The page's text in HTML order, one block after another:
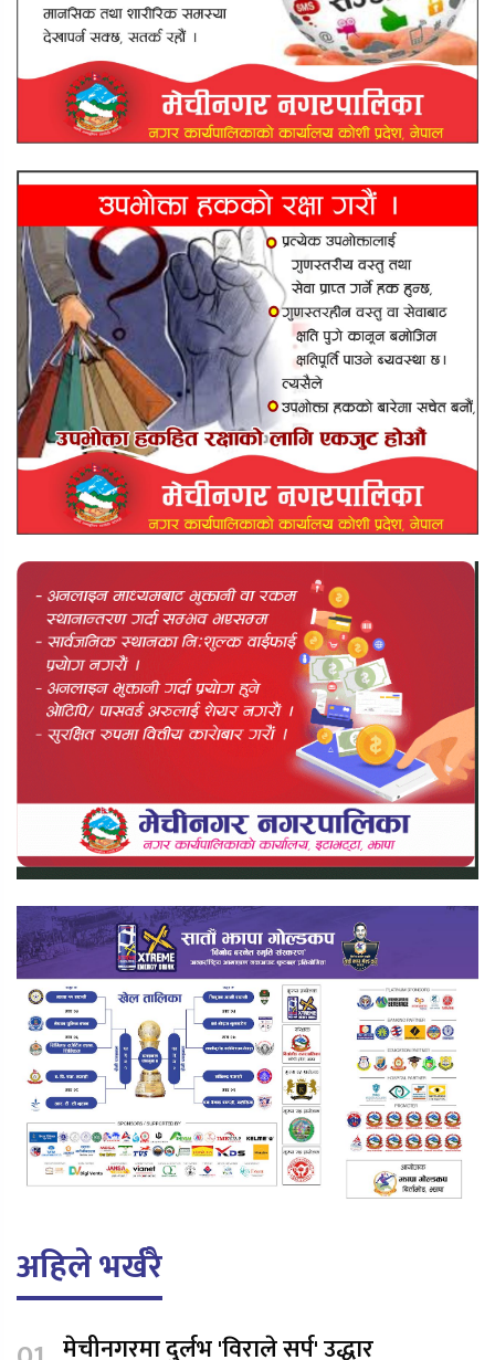
अहिले भर्खरै
मेचीनगरमा दुर्लभ 'विराले सर्प' उद्धार